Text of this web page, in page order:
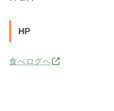
HP
食べログへ